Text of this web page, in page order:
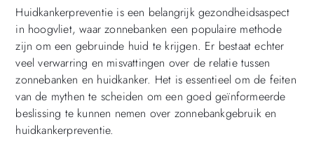
Huidkankerpreventie is een belangrijk gezondheidsaspect
in hoogvliet, waar zonnebanken een populaire methode
zijn om een gebruinde huid te krijgen. Er bestaat echter
veel verwarring en misvattingen over de relatie tussen
zonnebanken en huidkanker. Het is essentieel om de feiten
van de mythen te scheiden om een goed geïnformeerde
beslissing te kunnen nemen over zonnebankgebruik en
huidkankerpreventie.